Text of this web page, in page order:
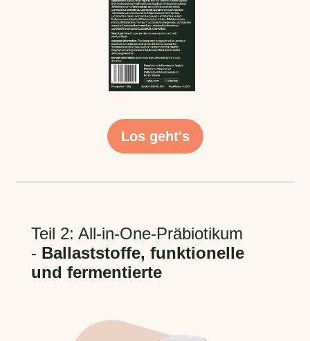
Los geht's
Teil 2: All-in-One-Präbiotikum
- Ballaststoffe, funktionelle
und fermentierte